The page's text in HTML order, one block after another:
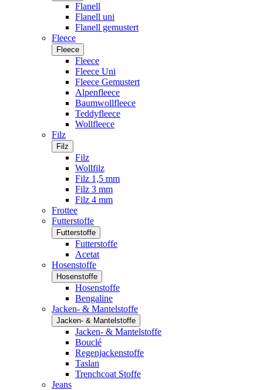
Flanell
Flanell uni
Flanell gemustert
Fleece
Fleece
Fleece
Fleece Uni
Fleece Gemustert
Alpenfleece
Baumwollfleece
Teddyfleece
Wollfleece
Filz
Filz
Filz
Wollfilz
Filz 1,5 mm
Filz 3 mm
Filz 4 mm
Frottee
Futterstoffe
Futterstoffe
Futterstoffe
Acetat
Hosenstoffe
Hosenstoffe
Hosenstoffe
Bengaline
Jacken- & Mantelstoffe
Jacken- & Mantelstoffe
Jacken- & Mantelstoffe
Bouclé
Regenjackenstoffe
Taslan
Trenchcoat Stoffe
Jeans